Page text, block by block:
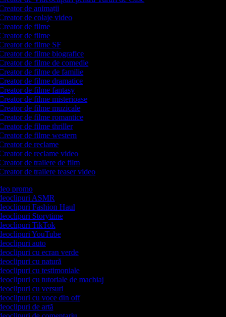
de animații
de colaje video
de filme
de filme
de filme SF
de filme biografice
de filme de comedie
de filme de familie
de filme dramatice
de filme fantasy
de filme misterioase
de filme muzicale
de filme romantice
de filme thriller
de filme western
de reclame
de reclame video
de trailere de film
de trailere teaser video
promo
ASMR
Fashion Haul
Storytime
TikTok
YouTube
auto
cu ecran verde
cu natură
cu testimoniale
cu tutoriale de machiaj
cu versuri
cu voce din off
de artă